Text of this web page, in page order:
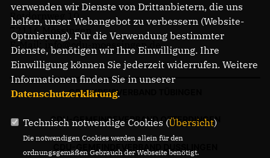
Rotdornweg 10
72116 Mössingen
E-Mail: info@cdu-moessingen.de
CDU-KREISVERBAND TÜBINGEN
CDU-GEMEINDEVERBAND OFTERDINGEN
verwenden wir Dienste von Drittanbietern, die uns
helfen, unser Webangebot zu verbessern (Website-
Optmierung). Für die Verwendung bestimmter
Dienste, benötigen wir Ihre Einwilligung. Ihre
Einwilligung können Sie jederzeit widerrufen. Weitere
Informationen finden Sie in unserer
Datenschutzerklärung.
Technisch notwendige Cookies (Übersicht)
Die notwendigen Cookies werden allein für den
ordnungsgemäßen Gebrauch der Webseite benötigt.